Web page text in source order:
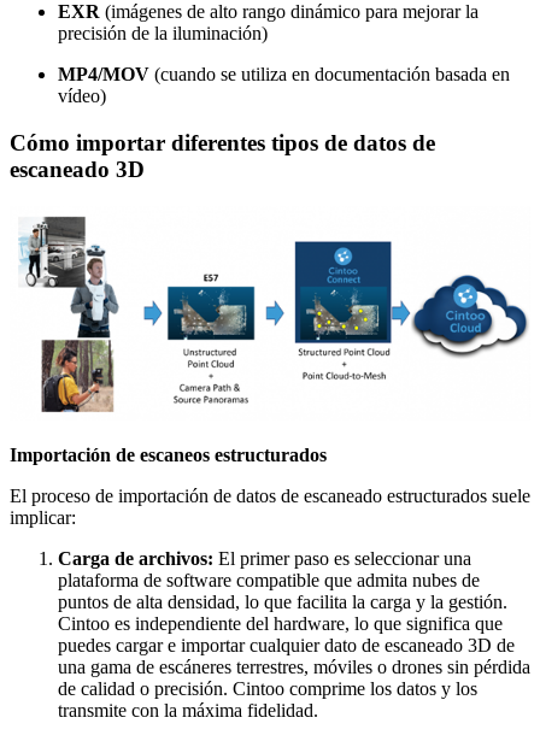
EXR (imágenes de alto rango dinámico para mejorar la
precisión de la iluminación)
MP4/MOV (cuando se utiliza en documentación basada en
vídeo)
Cómo importar diferentes tipos de datos de
escaneado 3D
Importación de escaneos estructurados
El proceso de importación de datos de escaneado estructurados suele
implicar:
Carga de archivos: El primer paso es seleccionar una
plataforma de software compatible que admita nubes de
puntos de alta densidad, lo que facilita la carga y la gestión.
Cintoo es independiente del hardware, lo que significa que
puedes cargar e importar cualquier dato de escaneado 3D de
una gama de escáneres terrestres, móviles o drones sin pérdida
de calidad o precisión. Cintoo comprime los datos y los
transmite con la máxima fidelidad.